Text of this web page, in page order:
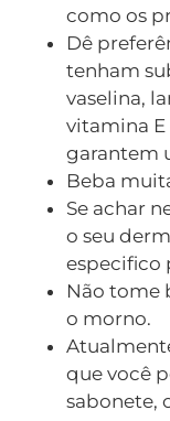
como os
Dê
tenham
vaselina,
vitamina E
garantem
Beba
Se achar
o seu
especifico
Não tome
o morno.
que você
sabonete,